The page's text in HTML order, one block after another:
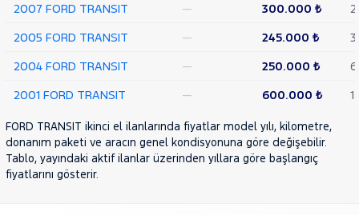
ISUZU
Iveco
Jaecoo
KIA
LANCIA
2007 FORD TRANSIT
— 300.000 ₺
2
2005 FORD TRANSIT
— 245.000 ₺
3
2004 FORD TRANSIT
— 250.000 ₺
6
2001 FORD TRANSIT
— 600.000 ₺ 1
FORD TRANSIT ikinci el ilanlarında fiyatlar model yılı, kilometre,
donanım paketi ve aracın genel kondisyonuna göre değişebilir.
Tablo, yayındaki aktif ilanlar üzerinden yıllara göre başlangıç
fiyatlarını gösterir.